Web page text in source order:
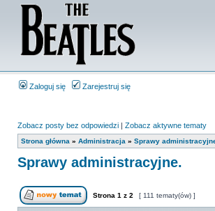
Zaloguj się Zarejestruj się
Zobacz posty bez odpowiedzi | Zobacz aktywne tematy
Strona główna » Administracja » Sprawy
Sprawy administracyjne.
Strona 1 z 2 [ 111 tematy(ów) ]